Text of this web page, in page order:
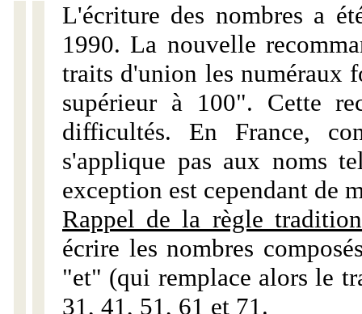
L'écriture des nombres a
1990. La nouvelle
traits d'union les numéraux
supérieur à 100". Cette
difficultés. En France,
s'applique pas aux noms
exception est cependant de
Rappel de la règle
écrire les nombres
"et" (qui remplace alors le
31, 41, 51, 61 et 71.